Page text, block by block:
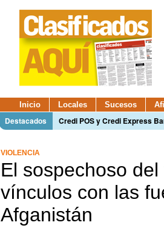
Inicio Locales Sucesos
Destacados Credi POS y Credi Express
VIOLENCIA
El sospechoso
vínculos con las
Afganistán